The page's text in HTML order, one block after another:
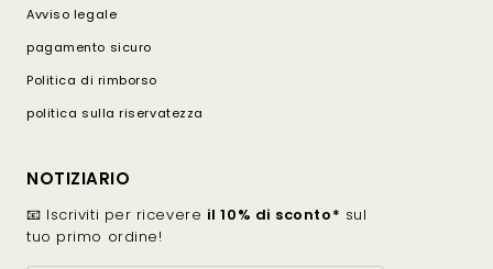
Avviso legale
pagamento sicuro
Politica di rimborso
politica sulla riservatezza
NOTIZIARIO
📧 Iscriviti per ricevere il 10% di sconto* sul
tuo primo ordine!